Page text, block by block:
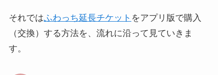
それではふわっち延長チケット をアプリ版で購入
（交換）する方法を、流れに沿って見ていきま
す。